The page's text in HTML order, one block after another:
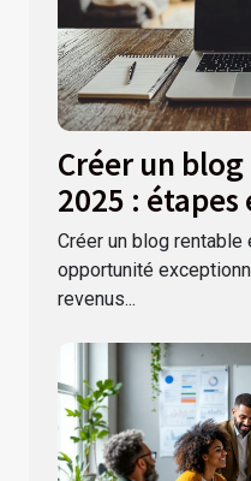
Créer un
2025 : étapes
débutants
Créer un blog
opportunité
revenus...